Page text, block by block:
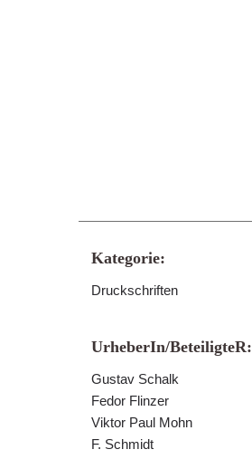
Kategorie:
Druckschriften
UrheberIn/BeteiligteR:
Gustav Schalk
Fedor Flinzer
Viktor Paul Mohn
F. Schmidt